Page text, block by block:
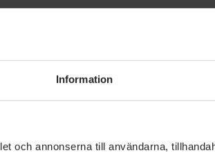
Information
och annonserna till användarna,